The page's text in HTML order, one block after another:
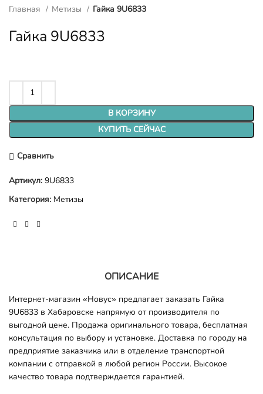
Главная Метизы Гайка 9U6833
Гайка 9U6833
В КОРЗИНУ
КУПИТЬ СЕЙЧАС
Сравнить
Артикул: 9U6833
Категория: Метизы
ОПИСАНИЕ
Интернет-магазин «Новус» предлагает заказать Гайка
9U6833 в Хабаровске напрямую от производителя по
выгодной цене. Продажа оригинального товара, бесплатная
консультация по выбору и установке. Доставка по городу на
предприятие заказчика или в отделение транспортной
компании с отправкой в любой регион России. Высокое
качество товара подтверждается гарантией.